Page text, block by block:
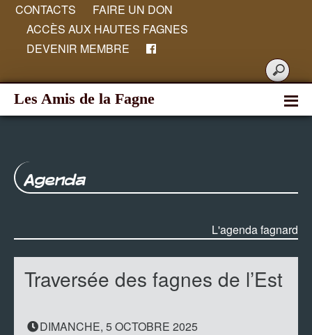
CONTACTS
FAIRE UN DON
ACCÈS AUX HAUTES FAGNES
DEVENIR MEMBRE
Les Amis de la Fagne
Agenda
L'agenda fagnard
Traversée des fagnes de l’Est
DIMANCHE, 5 OCTOBRE 2025